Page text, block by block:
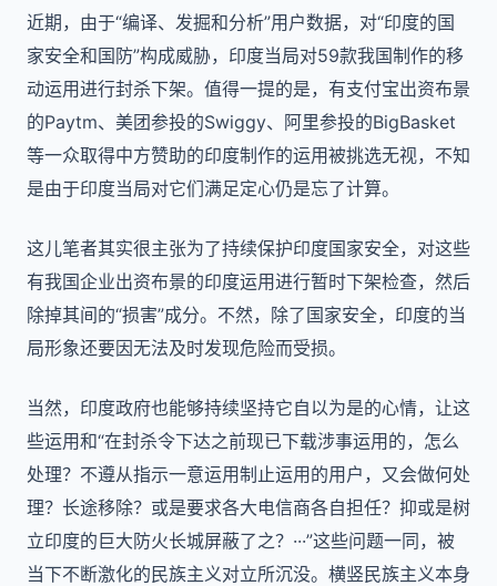
近期，由于“编译、发掘和分析”用户数据，对“印度的国
家安全和国防”构成威胁，印度当局对59款我国制作的移
动运用进行封杀下架。值得一提的是，有支付宝出资布景
的Paytm、美团参投的Swiggy、阿里参投的BigBasket
等一众取得中方赞助的印度制作的运用被挑选无视，不知
是由于印度当局对它们满足定心仍是忘了计算。
这儿笔者其实很主张为了持续保护印度国家安全，对这些
有我国企业出资布景的印度运用进行暂时下架检查，然后
除掉其间的“损害”成分。不然，除了国家安全，印度的当
局形象还要因无法及时发现危险而受损。
当然，印度政府也能够持续坚持它自以为是的心情，让这
些运用和“在封杀令下达之前现已下载涉事运用的，怎么
处理？不遵从指示一意运用制止运用的用户，又会做何处
理？长途移除？或是要求各大电信商各自担任？抑或是树
立印度的巨大防火长城屏蔽了之？···”这些问题一同，被
当下不断激化的民族主义对立所沉没。横竖民族主义本身